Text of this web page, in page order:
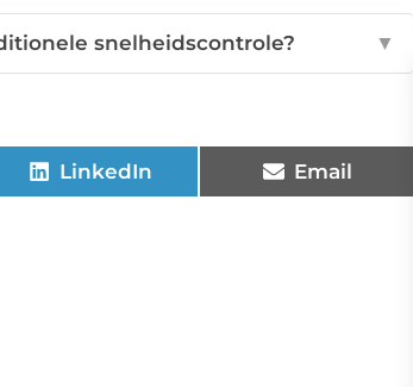
snelheidscontrole? ▼
LinkedIn Email